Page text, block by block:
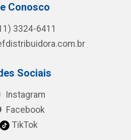
Conosco
3324-6411
Sociais
Instagram
Facebook
TikTok